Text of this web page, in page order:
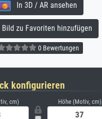
In 3D / AR ansehen
zu Favoriten hinzufügen
0 Bewertungen
konfigurieren
cm) Höhe (Motiv, cm)